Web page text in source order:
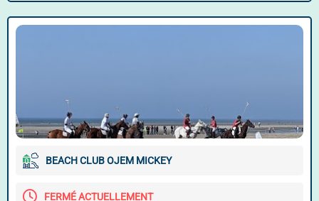
BEACH CLUB OJEM MICKEY
FERMÉ ACTUELLEMENT